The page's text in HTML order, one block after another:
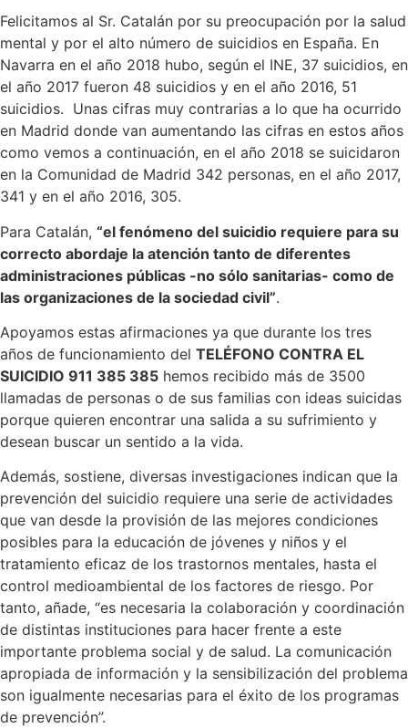
Felicitamos al Sr. Catalán por su preocupación por la salud
mental y por el alto número de suicidios en España. En
Navarra en el año 2018 hubo, según el INE, 37 suicidios, en
el año 2017 fueron 48 suicidios y en el año 2016, 51
suicidios. Unas cifras muy contrarias a lo que ha ocurrido
en Madrid donde van aumentando las cifras en estos años
como vemos a continuación, en el año 2018 se suicidaron
en la Comunidad de Madrid 342 personas, en el año 2017,
341 y en el año 2016, 305.
Para Catalán, “el fenómeno del suicidio requiere para su
correcto abordaje la atención tanto de diferentes
administraciones públicas -no sólo sanitarias- como de
las organizaciones de la sociedad civil”.
Apoyamos estas afirmaciones ya que durante los tres
años de funcionamiento del TELÉFONO CONTRA EL
SUICIDIO 911 385 385 hemos recibido más de 3500
llamadas de personas o de sus familias con ideas suicidas
porque quieren encontrar una salida a su sufrimiento y
desean buscar un sentido a la vida.
Además, sostiene, diversas investigaciones indican que la
prevención del suicidio requiere una serie de actividades
que van desde la provisión de las mejores condiciones
posibles para la educación de jóvenes y niños y el
tratamiento eficaz de los trastornos mentales, hasta el
control medioambiental de los factores de riesgo. Por
tanto, añade, “es necesaria la colaboración y coordinación
de distintas instituciones para hacer frente a este
importante problema social y de salud. La comunicación
apropiada de información y la sensibilización del problema
son igualmente necesarias para el éxito de los programas
de prevención”.